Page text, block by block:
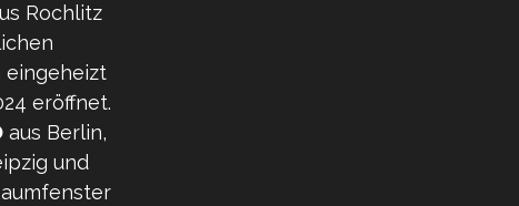
Rochlitz
eingeheizt
eröffnet.
aus Berlin,
und